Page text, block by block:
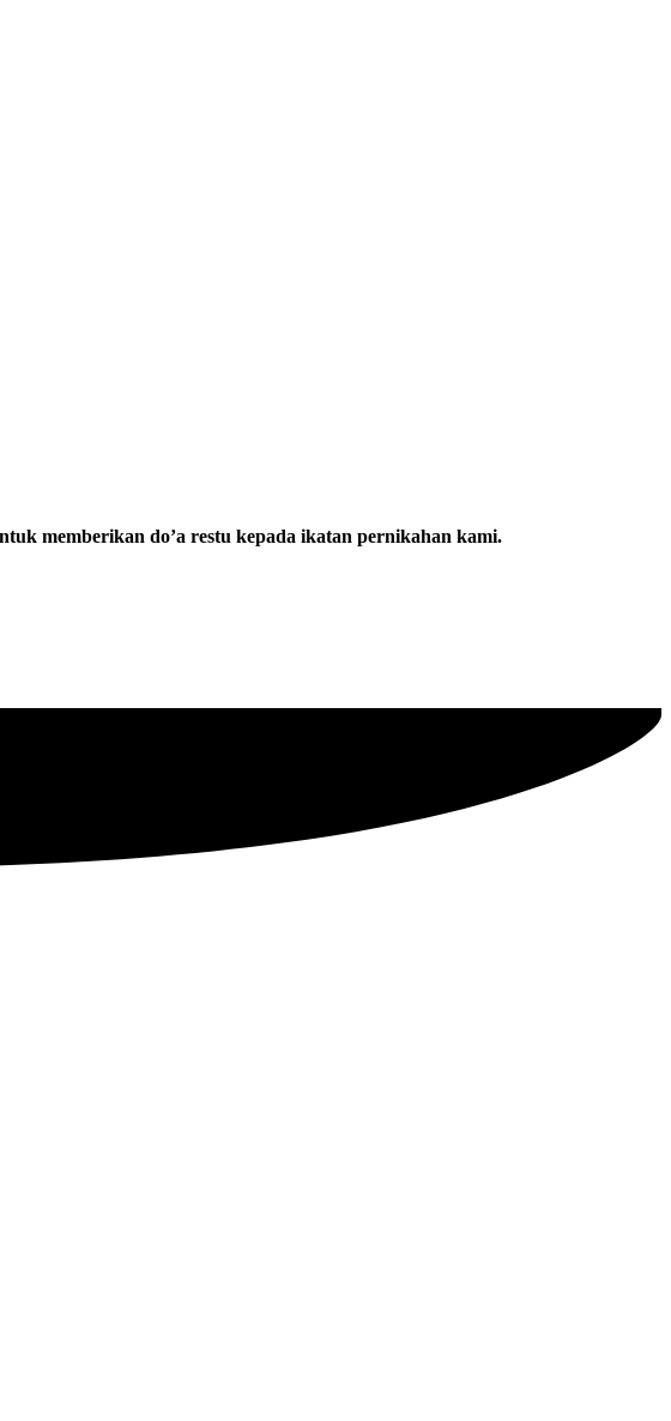
memberikan do’a restu kepada ikatan pernikahan kami.